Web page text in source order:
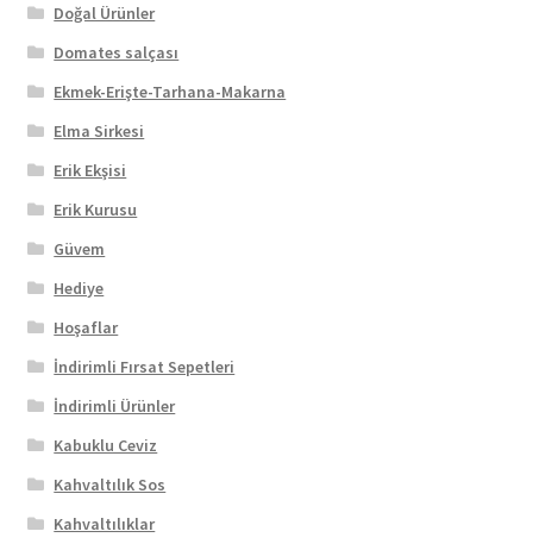
Doğal Ürünler
Domates salçası
Ekmek-Erişte-Tarhana-Makarna
Elma Sirkesi
Erik Ekşisi
Erik Kurusu
Güvem
Hediye
Hoşaflar
İndirimli Fırsat Sepetleri
İndirimli Ürünler
Kabuklu Ceviz
Kahvaltılık Sos
Kahvaltılıklar